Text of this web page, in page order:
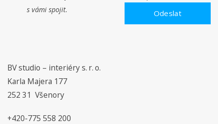
s vámi spojit.
BV studio – interiéry s. r. o.
Karla Majera 177
252 31 Všenory
+420-775 558 200